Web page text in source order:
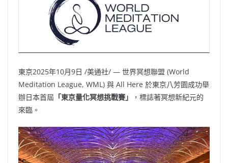
東京2025年10月9日 /美通社/ — 世界冥想聯盟 (World
Meditation League, WML) 與 All Here 於東京八芳園成功舉
辦日本首屆 「東京量化冥想挑戰賽」
，標誌著冥想新紀元的
來臨。